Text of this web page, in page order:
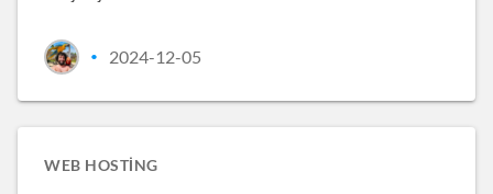
• 2024-12-05
WEB HOSTING